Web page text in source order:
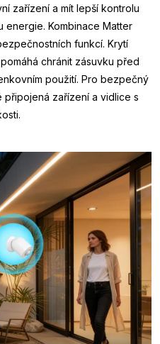
zařízení a mít lepší kontrolu
Kombinace Matter
funkcí. Krytí
chránit zásuvku před
použití. Pro bezpečný
zařízení a vidlice s